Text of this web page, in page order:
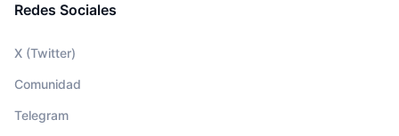
Redes Sociales
X (Twitter)
Comunidad
Telegram